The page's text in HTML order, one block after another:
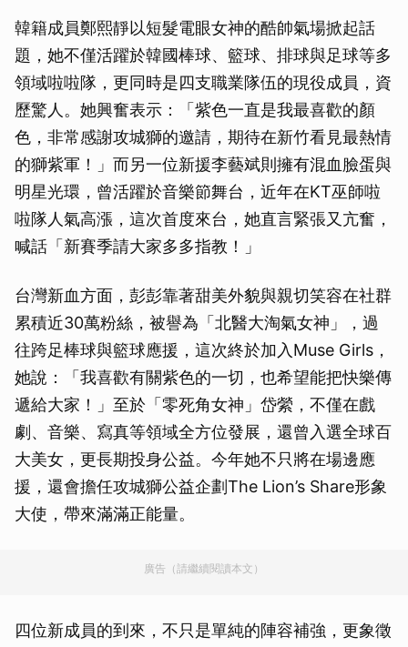
韓籍成員鄭熙靜以短髮電眼女神的酷帥氣場掀起話
題，她不僅活躍於韓國棒球、籃球、排球與足球等多
領域啦啦隊，更同時是四支職業隊伍的現役成員，資
歷驚人。她興奮表示：「紫色一直是我最喜歡的顏
色，非常感謝攻城獅的邀請，期待在新竹看見最熱情
的獅紫軍！」而另一位新援李藝斌則擁有混血臉蛋與
明星光環，曾活躍於音樂節舞台，近年在KT巫師啦
啦隊人氣高漲，這次首度來台，她直言緊張又亢奮，
喊話「新賽季請大家多多指教！」
台灣新血方面，彭彭靠著甜美外貌與親切笑容在社群
累積近30萬粉絲，被譽為「北醫大淘氣女神」，過
往跨足棒球與籃球應援，這次終於加入Muse Girls，
她說：「我喜歡有關紫色的一切，也希望能把快樂傳
遞給大家！」至於「零死角女神」岱縈，不僅在戲
劇、音樂、寫真等領域全方位發展，還曾入選全球百
大美女，更長期投身公益。今年她不只將在場邊應
援，還會擔任攻城獅公益企劃The Lion’s Share形象
大使，帶來滿滿正能量。
廣告（請繼續閱讀本文）
四位新成員的到來，不只是單純的陣容補強，更象徵